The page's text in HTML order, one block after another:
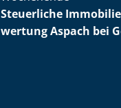
Steuerliche
wer­tungAspach bei